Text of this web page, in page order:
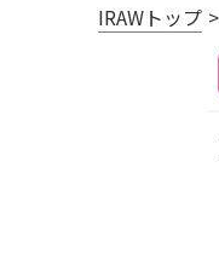
IRAWトップ